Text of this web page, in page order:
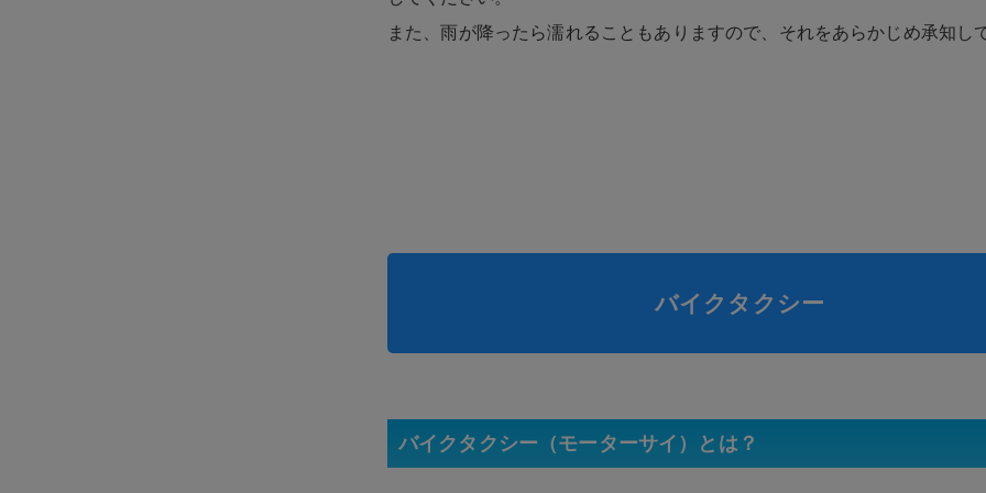
また、雨が降ったら濡れることもありますので、それをあらかじめ承知し
バイクタクシー
バイクタクシー（モーターサイ）とは？